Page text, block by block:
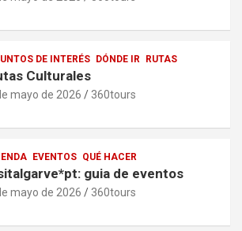
DE INTERÉS DÓNDE IR RUTAS
Culturales
mayo de 2026 360tours
EVENTOS QUÉ HACER
guia de eventos
mayo de 2026 360tours